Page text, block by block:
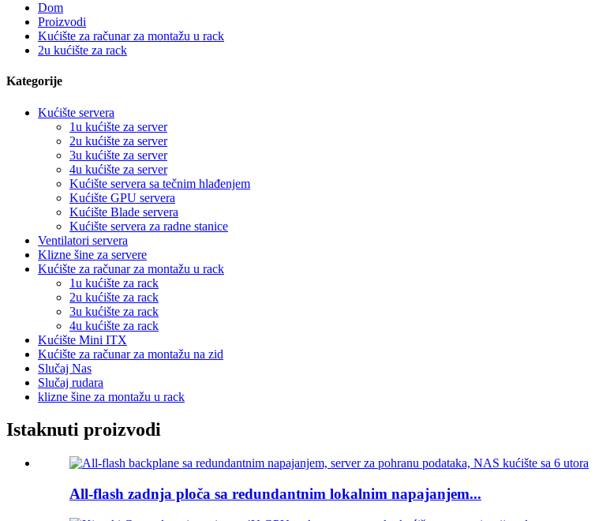
Dom
Proizvodi
Kućište za računar za montažu u rack
2u kućište za rack
Kategorije
Kućište servera
1u kućište za server
2u kućište za server
3u kućište za server
4u kućište za server
Kućište servera sa tečnim hlađenjem
Kućište GPU servera
Kućište Blade servera
Kućište servera za radne stanice
Ventilatori servera
Klizne šine za servere
Kućište za računar za montažu u rack
1u kućište za rack
2u kućište za rack
3u kućište za rack
4u kućište za rack
Kućište Mini ITX
Kućište za računar za montažu na zid
Slučaj Nas
Slučaj rudara
klizne šine za montažu u rack
Istaknuti proizvodi
All-flash zadnja ploča sa redundantnim lokalnim napajanjem...